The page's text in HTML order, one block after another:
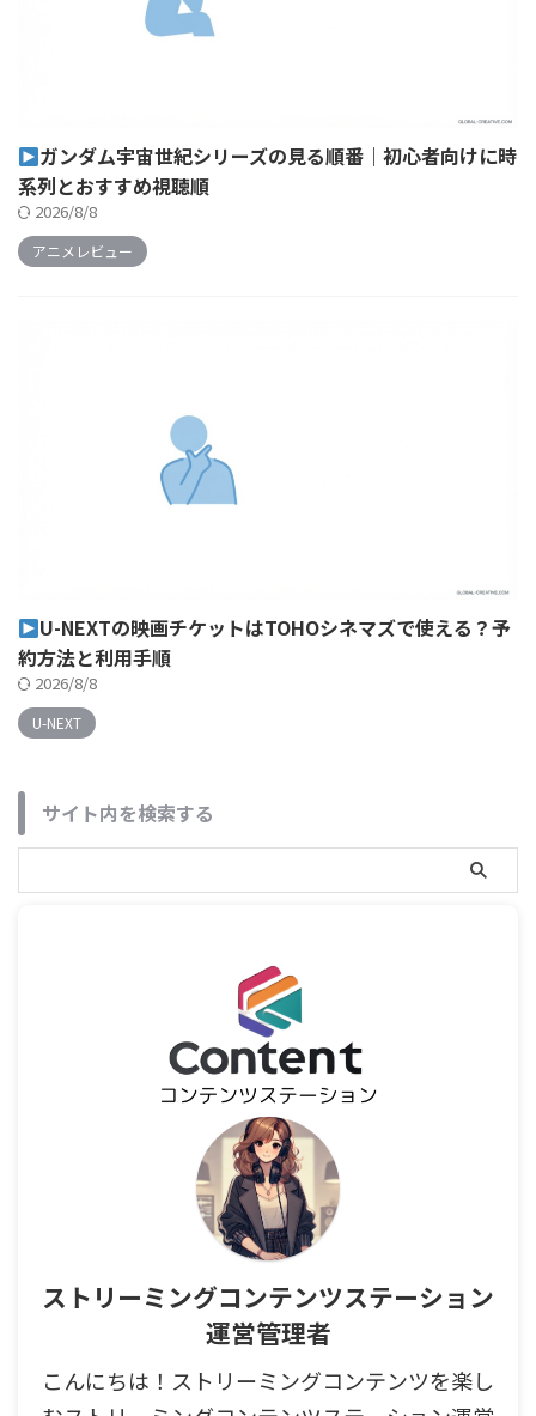
ガンダム宇宙世紀シリーズの見る順番｜初心者向けに時
系列とおすすめ視聴順
2026/8/8
アニメレビュー
U-NEXTの映画チケットはTOHOシネマズで使える？予
約方法と利用手順
2026/8/8
U-NEXT
サイト内を検索する
ストリーミングコンテンツステーション
運営管理者
こんにちは！ストリーミングコンテンツを楽し